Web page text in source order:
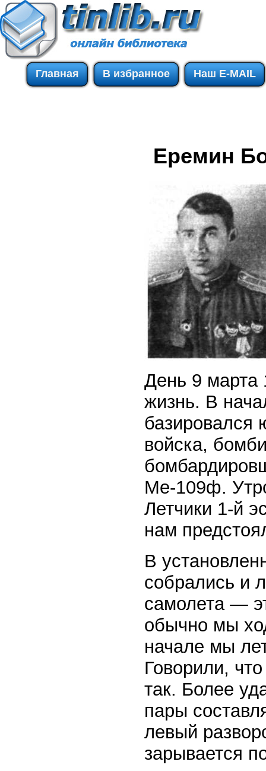
Главная В избранное Наш E-MAIL
Еремин
День 9 марта
жизнь. В
войска,
Ме-109ф.
Летчики 1-й
нам
В
собрались и
самолета —
обычно мы
начале мы
Говорили,
так. Более
пары
левый
зарывается